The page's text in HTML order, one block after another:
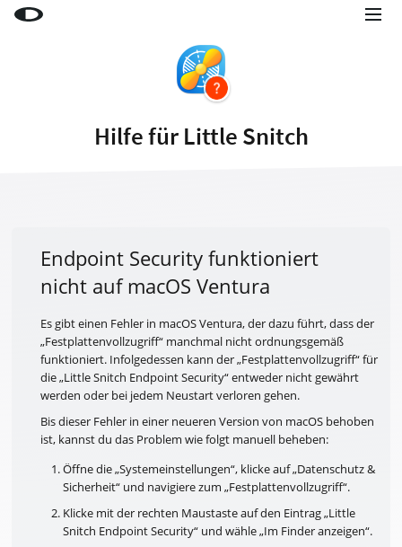
LaunchBar
Shop
Support
Blog
Hilfe für Little Snitch
Endpoint Security funktioniert
nicht auf macOS Ventura
Es gibt einen Fehler in macOS Ventura, der dazu führt, dass der
„Festplattenvollzugriff“ manchmal nicht ordnungsgemäß
funktioniert. Infolgedessen kann der „Festplattenvollzugriff“ für
die „Little Snitch Endpoint Security“ entweder nicht gewährt
werden oder bei jedem Neustart verloren gehen.
Bis dieser Fehler in einer neueren Version von macOS behoben
ist, kannst du das Problem wie folgt manuell beheben:
Öffne die „Systemeinstellungen“, klicke auf „Datenschutz &
Sicherheit“ und navigiere zum „Festplattenvollzugriff“.
Klicke mit der rechten Maustaste auf den Eintrag „Little
Snitch Endpoint Security“ und wähle „Im Finder anzeigen“.